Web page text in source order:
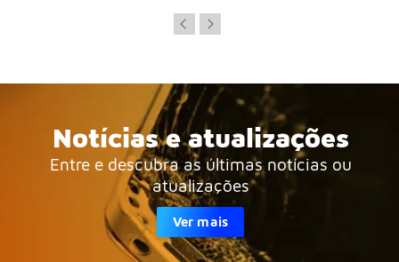
Notícias e atualizações
Entre e descubra as últimas notícias ou
atualizações
Ver mais